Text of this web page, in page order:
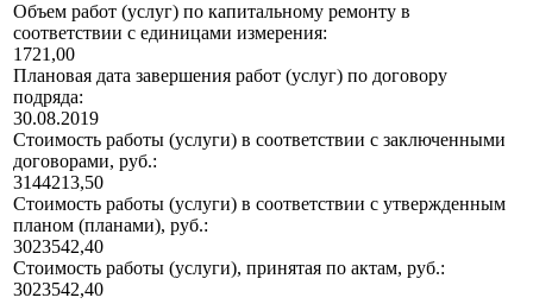
Объем работ (услуг) по капитальному ремонту в
соответствии с единицами измерения:
1721,00
Плановая дата завершения работ (услуг) по договору
подряда:
30.08.2019
Стоимость работы (услуги) в соответствии с заключенными
договорами, руб.:
3144213,50
Стоимость работы (услуги) в соответствии с утвержденным
планом (планами), руб.:
3023542,40
Стоимость работы (услуги), принятая по актам, руб.:
3023542,40